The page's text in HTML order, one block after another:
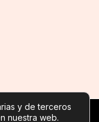
y de terceros
nuestra web.